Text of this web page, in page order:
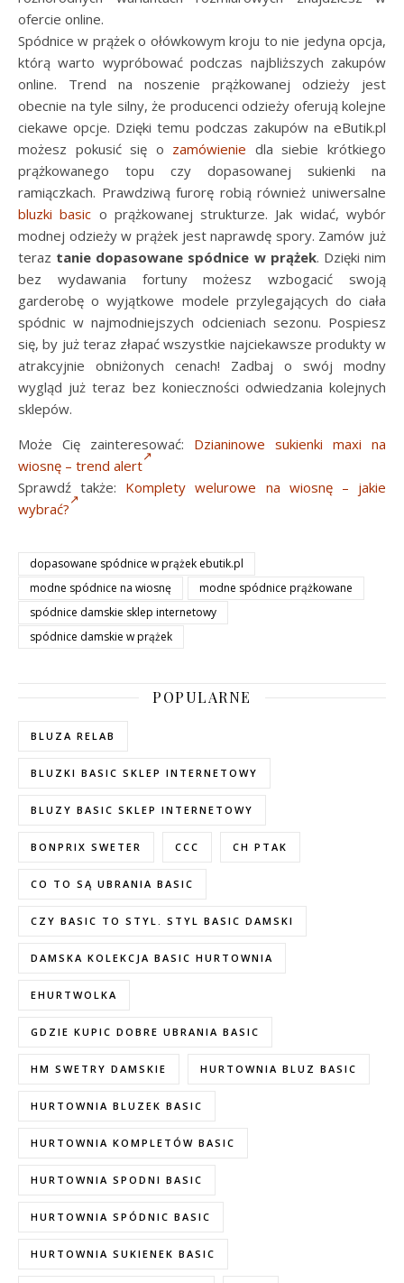
ofercie online.
Spódnice w prążek o ołówkowym kroju to nie jedyna opcja,
którą warto wypróbować podczas najbliższych zakupów
online. Trend na noszenie prążkowanej odzieży jest
obecnie na tyle silny, że producenci odzieży oferują kolejne
ciekawe opcje. Dzięki temu podczas zakupów na eButik.pl
możesz pokusić się o zamówienie dla siebie krótkiego
prążkowanego topu czy dopasowanej sukienki na
ramiączkach. Prawdziwą furorę robią również uniwersalne
bluzki basic o prążkowanej strukturze. Jak widać, wybór
modnej odzieży w prążek jest naprawdę spory. Zamów już
teraz tanie dopasowane spódnice w prążek. Dzięki nim
bez wydawania fortuny możesz wzbogacić swoją
garderobę o wyjątkowe modele przylegających do ciała
spódnic w najmodniejszych odcieniach sezonu. Pospiesz
się, by już teraz złapać wszystkie najciekawsze produkty w
atrakcyjnie obniżonych cenach! Zadbaj o swój modny
wygląd już teraz bez konieczności odwiedzania kolejnych
sklepów.
Może Cię zainteresować: Dzianinowe sukienki maxi na
wiosnę – trend alert
Sprawdź także: Komplety welurowe na wiosnę – jakie
wybrać?
dopasowane spódnice w prążek ebutik.pl
modne spódnice na wiosnę
modne spódnice prążkowane
spódnice damskie sklep internetowy
spódnice damskie w prążek
POPULARNE
BLUZA RELAB
BLUZKI BASIC SKLEP INTERNETOWY
BLUZY BASIC SKLEP INTERNETOWY
BONPRIX SWETER CCC CH PTAK
CO TO SĄ UBRANIA BASIC
CZY BASIC TO STYL. STYL BASIC DAMSKI
DAMSKA KOLEKCJA BASIC HURTOWNIA
EHURTWOLKA
GDZIE KUPIC DOBRE UBRANIA BASIC
HM SWETRY DAMSKIE HURTOWNIA BLUZ BASIC
HURTOWNIA BLUZEK BASIC
HURTOWNIA KOMPLETÓW BASIC
HURTOWNIA SPODNI BASIC
HURTOWNIA SPÓDNIC BASIC
HURTOWNIA SUKIENEK BASIC